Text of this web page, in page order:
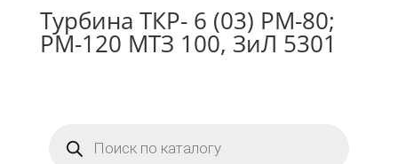
Турбина ТКР- 6 (03) РМ-80;
РМ-120 МТЗ 100, ЗиЛ 5301
товаров